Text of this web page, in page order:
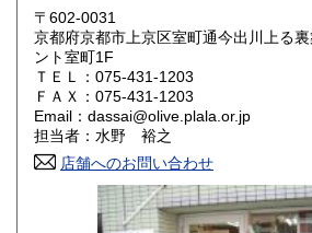
岡山県
山口県
香川県 600円
高知県 600円
600円 長崎県
〒602-0031
京都府京都市上京区室町通今出川上る
ント室町1F
ＴＥＬ：075-431-1203
ＦＡＸ：075-431-1203
Email：dassai@olive.plala.or.jp
担当者：水野 裕之
店舗へのお問い合わせ